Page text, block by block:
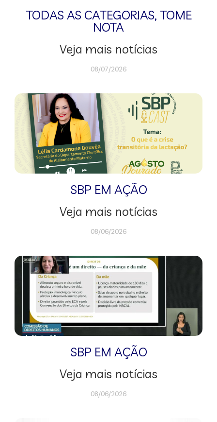
TODAS AS CATEGORIAS, TOME
NOTA
Veja mais notícias
08/07/2026
SBP EM AÇÃO
Veja mais notícias
08/06/2026
SBP EM AÇÃO
Veja mais notícias
08/06/2026